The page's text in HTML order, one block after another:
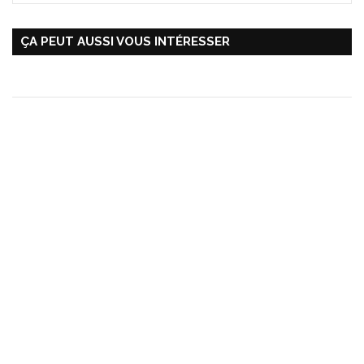
ÇA PEUT AUSSI VOUS INTÉRESSER